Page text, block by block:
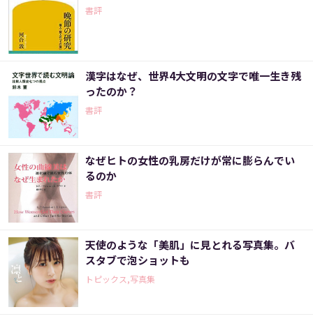
書評
漢字はなぜ、世界4大文明の文字で唯一生き残
ったのか？
書評
なぜヒトの女性の乳房だけが常に膨らんでい
るのか
書評
天使のような「美肌」に見とれる写真集。バ
スタブで泡ショットも
トピックス,写真集